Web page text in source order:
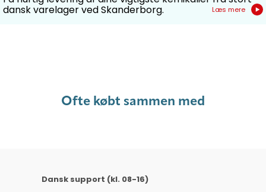
dansk varelager ved Skanderborg. Læs mere
Ofte købt sammen med
Dansk support (kl. 08-16)